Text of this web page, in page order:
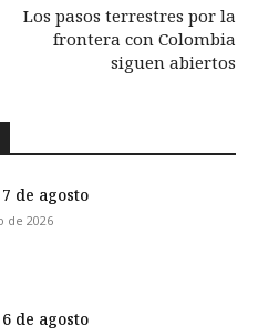
Los pasos terrestres por la
frontera con Colombia
siguen abiertos
de agosto
de 2026
de agosto